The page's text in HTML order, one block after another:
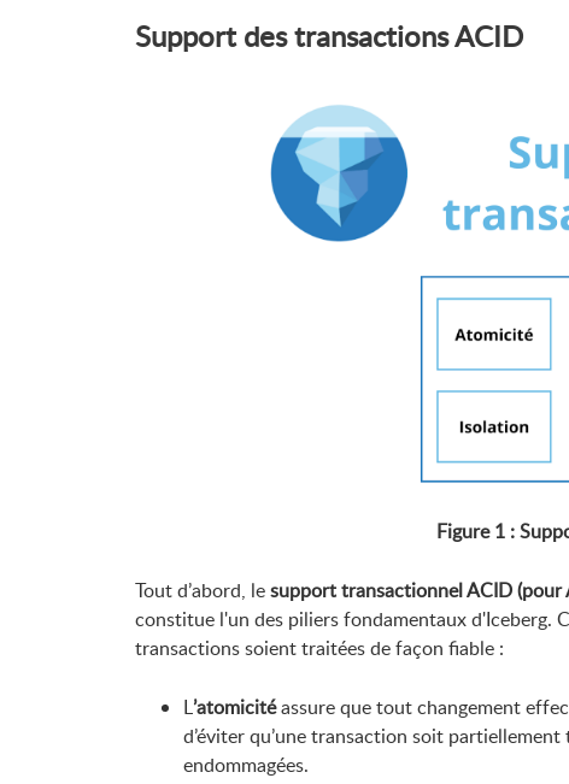
Support des transactions ACID
Figure 1 :
Tout d’abord, lesupport transactionnel ACID
constitue l'un des piliers fondamentaux d'Iceberg.
transactions soient traitées de façon fiable :
L’atomicitéassure que tout changement
d’éviter qu’une transaction soit
endommagées.